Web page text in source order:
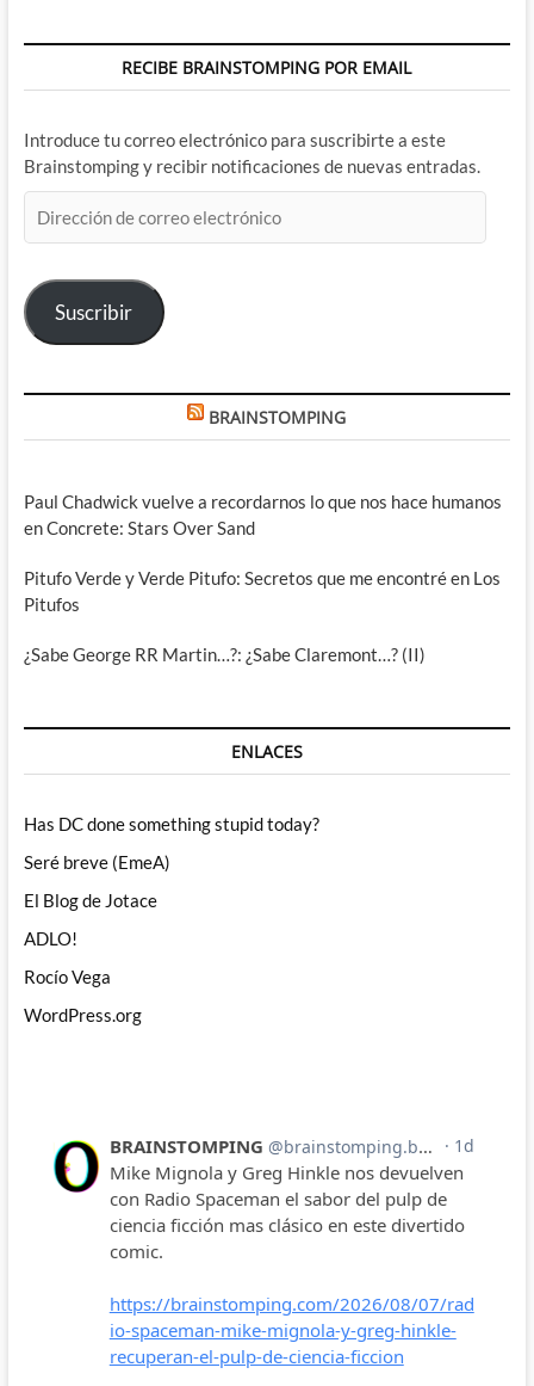
RECIBE BRAINSTOMPING POR EMAIL
Introduce tu correo electrónico para suscribirte a este
Brainstomping y recibir notificaciones de nuevas entradas.
de
electrónico
Suscribir
BRAINSTOMPING
Paul Chadwick vuelve a recordarnos lo que nos hace humanos
en Concrete: Stars Over Sand
Pitufo Verde y Verde Pitufo: Secretos que me encontré en Los
Pitufos
¿Sabe George RR Martin…?: ¿Sabe Claremont…? (II)
ENLACES
Has DC done something stupid today?
Seré breve (EmeA)
El Blog de Jotace
ADLO!
Rocío Vega
WordPress.org